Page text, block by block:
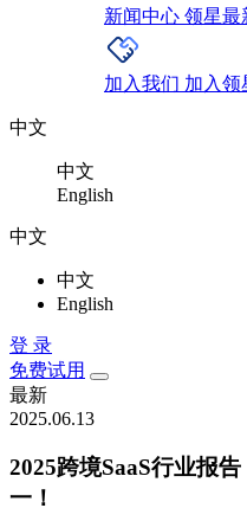
新闻中心 领星最
加入我们 加入领
中文
中文
English
中文
中文
English
登 录
免费试用
最新
2025.06.13
2025跨境SaaS行业报
一！